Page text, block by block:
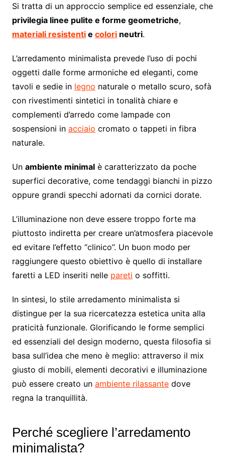
Si tratta di un approccio semplice ed essenziale, che
privilegia linee pulite e forme geometriche,
materiali resistentie colorineutri.
L’arredamento minimalista prevede l’uso di pochi
oggetti dalle forme armoniche ed eleganti, come
tavoli e sedie in legno naturale o metallo scuro, sofà
con rivestimenti sintetici in tonalità chiare e
complementi d’arredo come lampade con
sospensioni in acciaio cromato o tappeti in fibra
naturale.
Un ambiente minimalè caratterizzato da poche
superfici decorative, come tendaggi bianchi in pizzo
oppure grandi specchi adornati da cornici dorate.
L’illuminazione non deve essere troppo forte ma
piuttosto indiretta per creare un’atmosfera piacevole
ed evitare l’effetto “clinico”. Un buon modo per
raggiungere questo obiettivo è quello di installare
faretti a LED inseriti nelle pareti o soffitti.
In sintesi, lo stile arredamento minimalista si
distingue per la sua ricercatezza estetica unita alla
praticità funzionale. Glorificando le forme semplici
ed essenziali del design moderno, questa filosofia si
basa sull’idea che meno è meglio: attraverso il mix
giusto di mobili, elementi decorativi e illuminazione
può essere creato un ambiente rilassantedove
regna la tranquillità.
Perché scegliere l’arredamento
minimalista?